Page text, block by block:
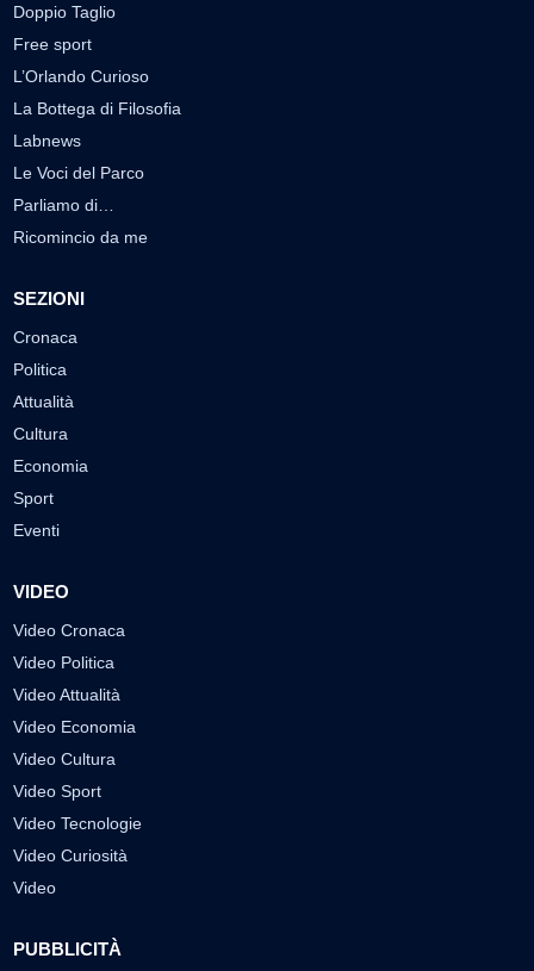
Doppio Taglio
Free sport
L’Orlando Curioso
La Bottega di Filosofia
Labnews
Le Voci del Parco
Parliamo di…
Ricomincio da me
SEZIONI
Cronaca
Politica
Attualità
Cultura
Economia
Sport
Eventi
VIDEO
Video Cronaca
Video Politica
Video Attualità
Video Economia
Video Cultura
Video Sport
Video Tecnologie
Video Curiosità
Video
PUBBLICITÀ